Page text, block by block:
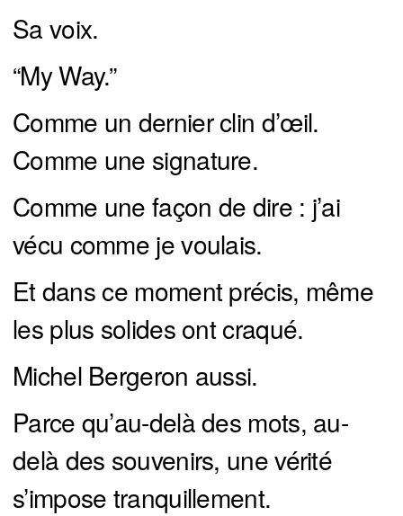
Sa voix.
“My Way.”
Comme un dernier clin d’œil.
Comme une signature.
Comme une façon de dire : j’ai
vécu comme je voulais.
Et dans ce moment précis, même
les plus solides ont craqué.
Michel Bergeron aussi.
Parce qu’au-delà des mots, au-
delà des souvenirs, une vérité
s’impose tranquillement.